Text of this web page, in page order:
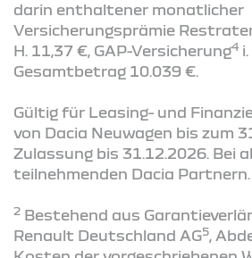
darin enthaltener monatlicher
Versicherungsprämie
H. 11,37 €, GAP-Versicherung4
Gesamtbetrag 10.039 €.
Gültig für Leasing- und
von Dacia Neuwagen bis zum
Zulassung bis 31.12.2026. Bei
teilnehmenden Dacia Partnern.
2 Bestehend aus
Renault Deutschland AG5,